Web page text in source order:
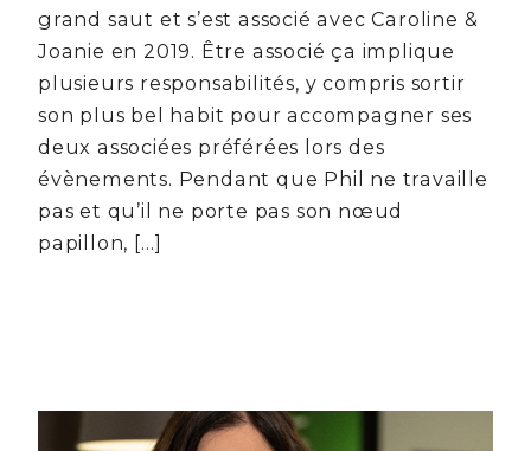
grand saut et s’est associé avec Caroline &
Joanie en 2019. Être associé ça implique
plusieurs responsabilités, y compris sortir
son plus bel habit pour accompagner ses
deux associées préférées lors des
évènements. Pendant que Phil ne travaille
pas et qu’il ne porte pas son nœud
papillon, […]